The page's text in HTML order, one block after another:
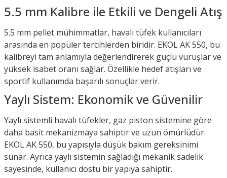
5.5 mm Kalibre ile Etkili ve Dengeli Atış
5.5 mm pellet mühimmatlar, havalı tüfek kullanıcıları
arasında en popüler tercihlerden biridir. EKOL AK 550, bu
kalibreyi tam anlamıyla değerlendirerek güçlü vuruşlar ve
yüksek isabet oranı sağlar. Özellikle hedef atışları ve
sportif kullanımda başarılı sonuçlar verir.
Yaylı Sistem: Ekonomik ve Güvenilir
Yaylı sistemli havalı tüfekler, gaz piston sistemine göre
daha basit mekanizmaya sahiptir ve uzun ömürlüdür.
EKOL AK 550, bu yapısıyla düşük bakım gereksinimi
sunar. Ayrıca yaylı sistemin sağladığı mekanik sadelik
sayesinde, kullanıcı dostu bir yapıya sahiptir.